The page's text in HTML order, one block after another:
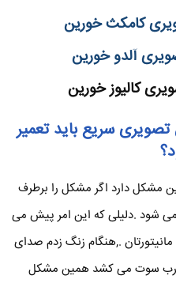
کامکث خورین
آلدو خورین
کالیوز خورین
سریع باید تعمیر
مشکل دارد اگر مشکل را برطرف
می شود .دلیلی که این امر پیش می
.,هنگام زنگ زدم صدای
درب سوت می کشد همین مشکل